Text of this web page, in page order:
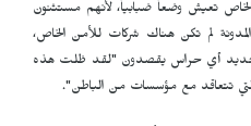
تعيش وضعاً ضبابياً، لأنهم مستثنون
لم تكن هناك شركات للأمن الخاص،
تحديد أي حراس يقصدون "لقد ظلت هذه
التي تتعاقد مع مؤسسات من الباطن".